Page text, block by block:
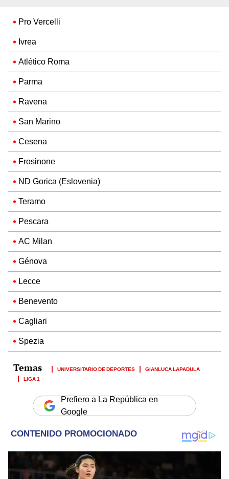
Pro Vercelli
Ivrea
Atlético Roma
Parma
Ravena
San Marino
Cesena
Frosinone
ND Gorica (Eslovenia)
Teramo
Pescara
AC Milan
Génova
Lecce
Benevento
Cagliari
Spezia
UNIVERSITARIO DE DEPORTES
GIANLUCA LAPADULA
LIGA 1
Prefiero a La República en
Google